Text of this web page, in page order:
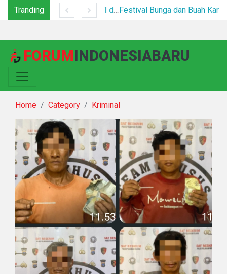
Tranding Tim Gabungan Tertibkan PETI di Pegagan Hilir, 47 Camp Hingga Mesin Dimusnahkan Festival Bunga dan Buah Karo 2026 Resmi Dibuka, Ribuan Pengunjung Padati Berastagi di Bawah Pengamanan Ketat
FORUMINDONESIABARU
Home Category Kriminal